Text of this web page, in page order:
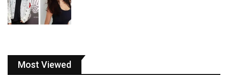
Most Viewed